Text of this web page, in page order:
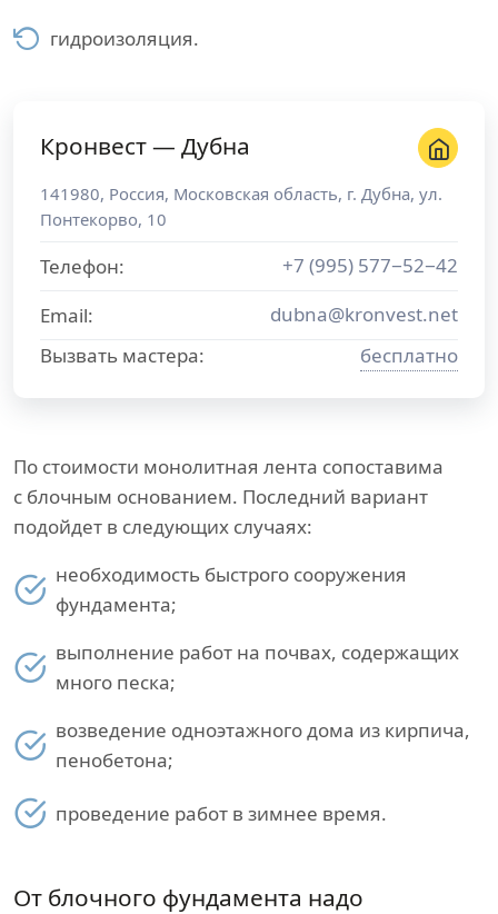
гидроизоляция.
Кронвест — Дубна
141980, Россия, Московская область, г. Дубна, ул.
Понтекорво, 10
Телефон:
+7 (995) 577−52−42
Email:
dubna@kronvest.net
Вызвать мастера:
бесплатно
По стоимости монолитная лента сопоставима
с блочным основанием. Последний вариант
подойдет в следующих случаях:
необходимость быстрого сооружения
фундамента;
выполнение работ на почвах, содержащих
много песка;
возведение одноэтажного дома из кирпича,
пенобетона;
проведение работ в зимнее время.
От блочного фундамента надо